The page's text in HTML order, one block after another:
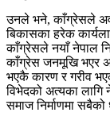
उनले भने, काँग्रेसले अव
बिकासका हरेक
काँग्रेसले नयाँ नेपाल
काँग्रेस जनमूखि भएर
भएकै कारण र गरीव
विभेदको अत्यका लागि
समाज निर्माणमा